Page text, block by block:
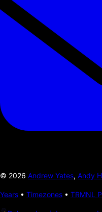
© 2026 Andrew Yates, Andy
Years • Timezones • TRMNL